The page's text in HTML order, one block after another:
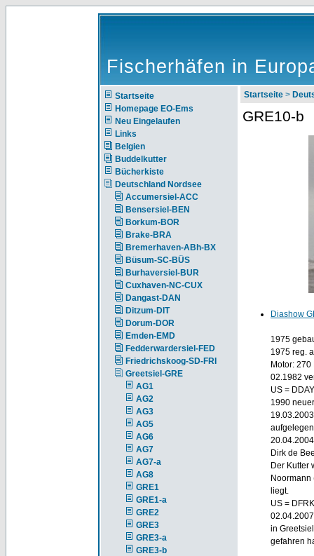
Fischerhäfen in
Startseite
Homepage EO-Ems
Neu Eingelaufen
Links
Belgien
Buddelkutter
Bücherkiste
Deutschland Nordsee
Accumersiel-ACC
Bensersiel-BEN
Borkum-BOR
Brake-BRA
Bremerhaven-ABh-BX
Büsum-SC-BÜS
Burhaversiel-BUR
Cuxhaven-NC-CUX
Dangast-DAN
Ditzum-DIT
Dorum-DOR
Emden-EMD
Fedderwardersiel-FED
Friedrichskoog-SD-FRI
Greetsiel-GRE
AG1
AG2
AG3
AG5
AG6
AG7
AG7-a
AG8
GRE1
GRE1-a
GRE2
GRE3
GRE3-a
GRE3-b
Startseite >
GRE10-b
Diashow
1975
1975 reg.
Motor:
02.1982
US = DDAY
1990
Dirk de
Der Kutter
Noormann
liegt.
US = DFRK
in
gefahren